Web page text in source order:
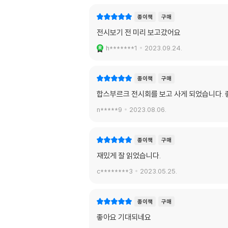
종이책 구매
전시보기 전 미리 보고갔어요
h*******1 2023.09.24.
종이책 구매
합스부르크 전시회를 보고 사게 되었습니다.
n*****9 2023.08.06.
종이책 구매
재밌게 잘 읽었습니다.
c********3 2023.05.25.
종이책 구매
좋아요 기대되네요